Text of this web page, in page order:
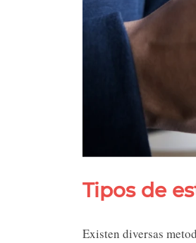
Tipos de
Existen diversas